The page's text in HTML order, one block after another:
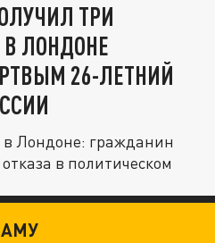
ТРИ
В ЛОНДОНЕ
26-ЛЕТНИЙ
в Лондоне: гражданин
в политическом